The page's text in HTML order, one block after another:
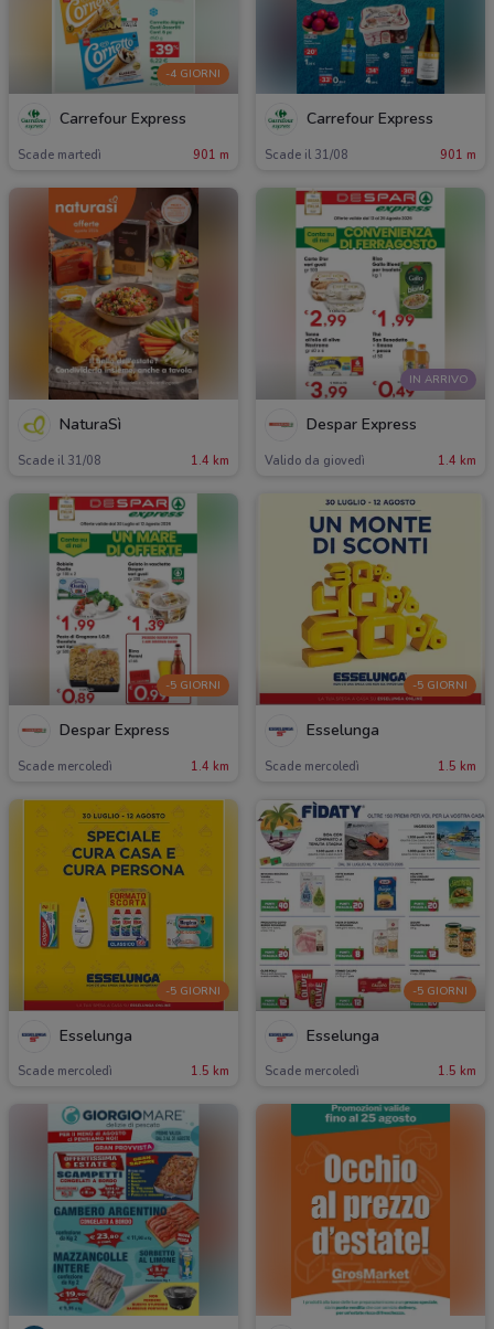
-4 GIORNI
Carrefour Express
Scade martedì 901 m
Carrefour Express
Scade il 31/08 901 m
NaturaSì
Scade il 31/08 1.4 km
IN ARRIVO
Despar Express
Valido da giovedì 1.4 km
-5 GIORNI
Despar Express
Scade mercoledì 1.4 km
-5 GIORNI
Esselunga
Scade mercoledì 1.5 km
-5 GIORNI
Esselunga
Scade mercoledì 1.5 km
-5 GIORNI
Esselunga
Scade mercoledì 1.5 km